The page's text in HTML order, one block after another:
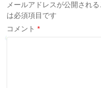
メールアドレスが公開される
は必須項目です
コメント*